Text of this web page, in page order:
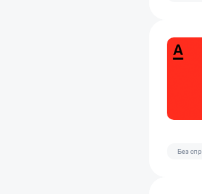
Без